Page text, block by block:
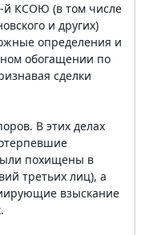
й КСОЮ (в том числе
и других)
определения и
обогащении по
сделки
В этих делах
похищены в
третьих лиц), а
взыскание